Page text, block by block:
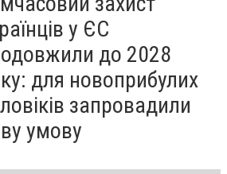
у ЄС
до 2028
для новоприбулих
запровадили
умову